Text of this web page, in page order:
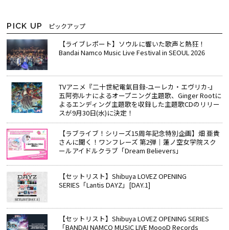
PICK UP ピックアップ
【ライブレポート】ソウルに響いた歌声と熱狂！
Bandai Namco Music Live Festival in SEOUL 2026
TVアニメ『二十世紀電氣目録-ユーレカ・エヴリカ-』
五阿弥ルナによるオープニング主題歌、Ginger Rootに
よるエンディング主題歌を収録した主題歌CDのリリー
スが9月30日(水)に決定！
【ラブライブ！シリーズ15周年記念特別企画】畑 亜貴
さんに聞く！ワンフレーズ 第2弾｜蓮ノ空女学院スク
ールアイドルクラブ「Dream Believers」
【セットリスト】Shibuya LOVEZ OPENING
SERIES「Lantis DAYZ」[DAY.1]
【セットリスト】Shibuya LOVEZ OPENING SERIES
「BANDAI NAMCO MUSIC LIVE MoooD Records